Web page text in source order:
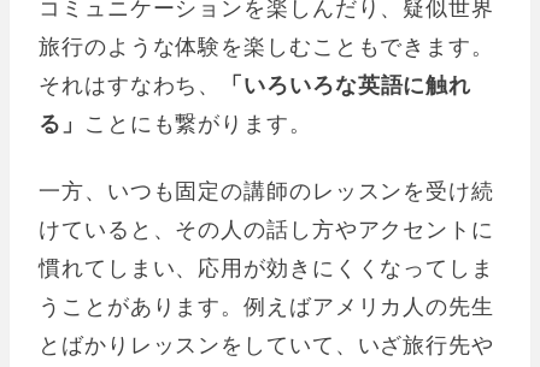
コミュニケーションを楽しんだり、疑似世界
旅行のような体験を楽しむこともできます。
それはすなわち、
「いろいろな英語に触れ
る」 ことにも繋がります。
一方、いつも固定の講師のレッスンを受け続
けていると、その人の話し方やアクセントに
慣れてしまい、応用が効きにくくなってしま
うことがあります。例えばアメリカ人の先生
とばかりレッスンをしていて、いざ旅行先や